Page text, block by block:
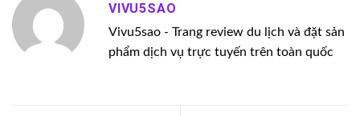
VIVU5SAO
Vivu5sao - Trang review du lịch và đặt sản
phẩm dịch vụ trực tuyến trên toàn quốc